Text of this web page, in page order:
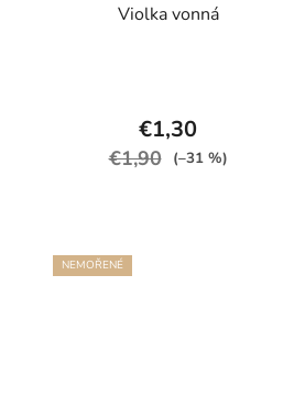
Violka vonná
€1,30
€1,90 (–31 %)
NEMOŘENÉ